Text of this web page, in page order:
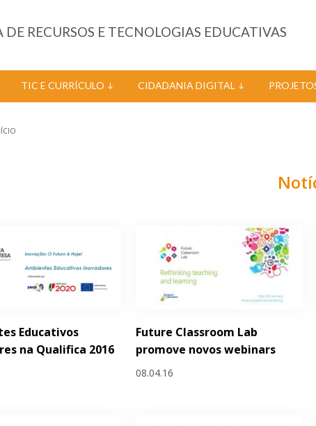
DE RECURSOS E TECNOLOGIAS EDUCATIVAS
TIC E CURRÍCULO CIDADANIA DIGITAL
Educativos
na Qualifica 2016
Future Classroom Lab
promove novos webinars
08.04.16